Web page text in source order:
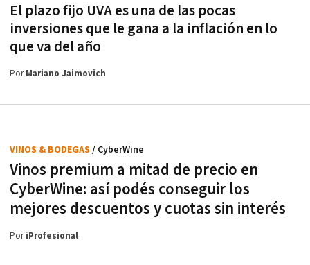
El plazo fijo UVA es una de las pocas
inversiones que le gana a la inflación en lo
que va del año
PorMariano Jaimovich
Vinos premium a mitad de precio en
CyberWine: así podés conseguir los
mejores descuentos y cuotas sin interés
VINOS & BODEGAS / CyberWine
PoriProfesional